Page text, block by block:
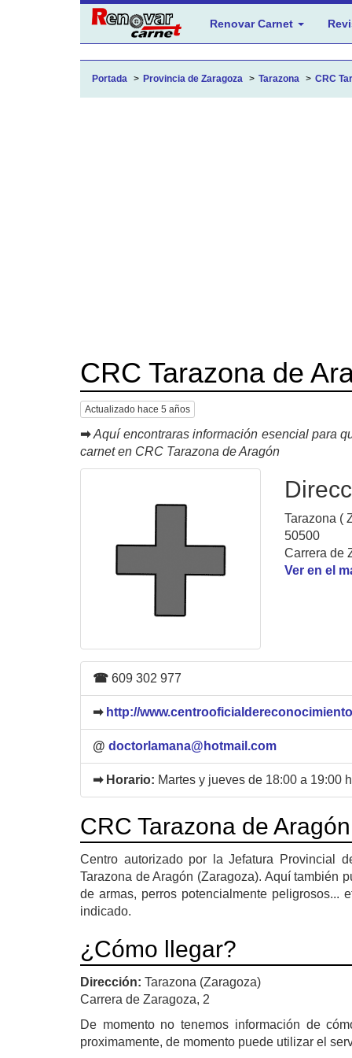
Renovar Carnet
Portada Provincia de Zaragoza Tarazona CRC
CRC Tarazona de
Actualizado hace 5 años
➡ Aquí encontraras información esencial para
carnet en CRC Tarazona de Aragón
Tarazona (
50500
Carrera de
Ver en el
☎ 609 302 977
➡ http://
@ doctorlamana@hotmail.com
➡ Horario: Martes y jueves de 18:00 a 19:00
CRC Tarazona de Aragón
Centro autorizado por la Jefatura Provincial
Tarazona de Aragón (Zaragoza). Aquí también
de armas, perros potencialmente peligrosos...
indicado.
¿Cómo llegar?
Dirección: Tarazona (Zaragoza)
Carrera de Zaragoza, 2
De momento no tenemos información de
proximamente, de momento puede utilizar el